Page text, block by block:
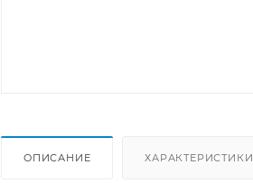
ОПИСАНИЕ ХАРАКТЕРИСТИКИ